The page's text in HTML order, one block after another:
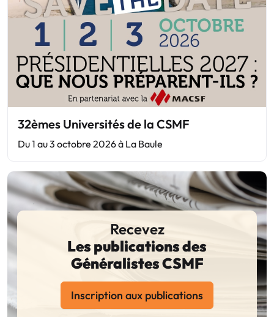
32èmes Universités de la CSMF
Du 1 au 3 octobre 2026 à La Baule
Recevez
Les publications des
Généralistes CSMF
Inscription aux publications